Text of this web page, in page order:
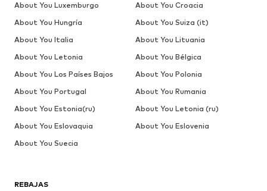
REBAJAS
About You Luxemburgo
About You Croacia
About You Hungría
About You Suiza (it)
About You Italia
About You Lituania
About You Letonia
About You Bélgica
About You Los Países Bajos
About You Polonia
About You Portugal
About You Rumania
About You Estonia(ru)
About You Letonia (ru)
About You Eslovaquia
About You Eslovenia
About You Suecia